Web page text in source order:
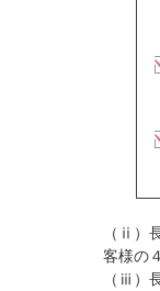
（ⅱ）
客様の
（ⅲ）